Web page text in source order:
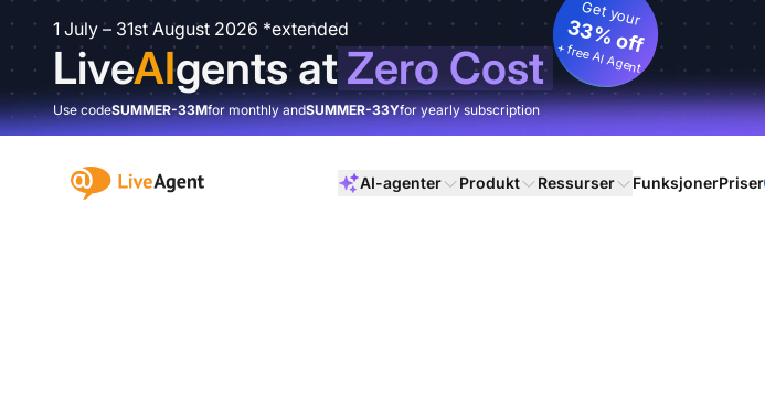
1 July – 31st August 2026 *extended
LiveAIgents atZero Cost
Get your
33% off
+ free AI Agent
Use codeSUMMER-33Mfor monthly andSUMMER-33Yfor yearly subscription
:site.title AI-agenter Produkt Ressurser FunksjonerPriser